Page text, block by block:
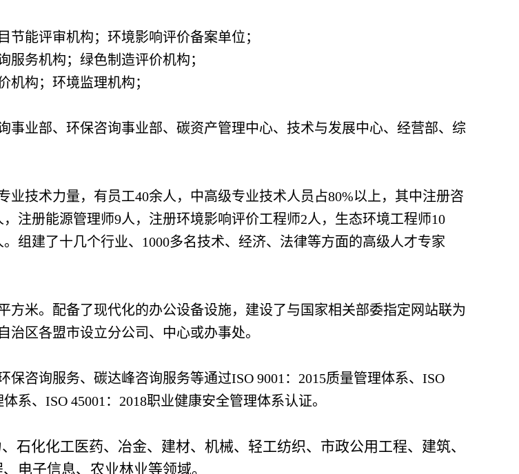
节能评审机构；环境影响评价备案单位；
服务机构；绿色制造评价机构；
机构；环境监理机构；
事业部、环保咨询事业部、碳资产管理中心、技术与发展中心、经营部、综
业技术力量，有员工40余人，中高级专业技术人员占80%以上，其中注册咨
注册能源管理师9人，注册环境影响评价工程师2人，生态环境工程师10
组建了十几个行业、1000多名技术、经济、法律等方面的高级人才专家
方米。配备了现代化的办公设备设施，建设了与国家相关部委指定网站联为
治区各盟市设立分公司、中心或办事处。
保咨询服务、碳达峰咨询服务等通过ISO 9001：2015质量管理体系、ISO
系、ISO 45001：2018职业健康安全管理体系认证。
石化化工医药、冶金、建材、机械、轻工纺织、市政公用工程、建筑、
电子信息、农业林业等领域。